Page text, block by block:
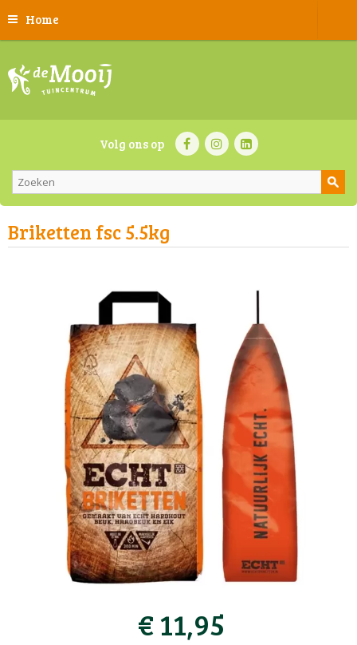
Home
Volg ons op
Briketten fsc 5.5kg
€11,95